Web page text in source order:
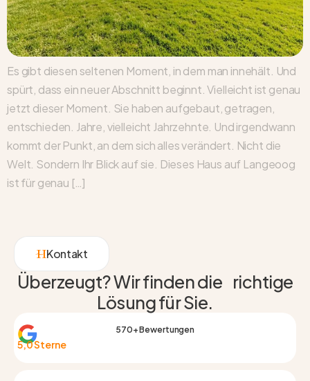
Es gibt diesen seltenen Moment, in dem man innehält. Und
spürt, dass ein neuer Abschnitt beginnt. Vielleicht ist genau
jetzt dieser Moment. Sie haben aufgebaut, getragen,
entschieden. Jahre, vielleicht Jahrzehnte. Und irgendwann
kommt der Punkt, an dem sich alles verändert. Nicht die
Welt. Sondern Ihr Blick auf sie. Dieses Haus auf Langeoog
ist für genau […]
Kontakt
Überzeugt? Wir finden die richtige
Lösung für Sie.
570+ Bewertungen
5,0 Sterne